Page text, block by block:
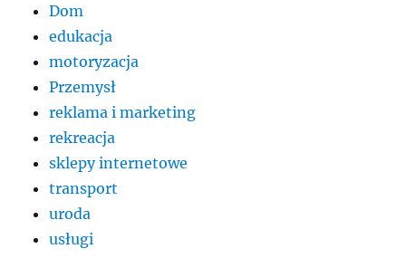
Dom
edukacja
motoryzacja
Przemysł
reklama i marketing
rekreacja
sklepy internetowe
transport
uroda
usługi